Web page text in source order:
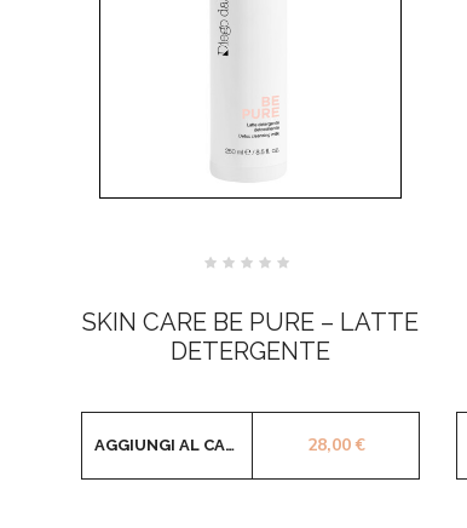
5
SKIN CARE BE PURE – LATTE
DETERGENTE
28,00€
AGGIUNGI AL CARRELLO